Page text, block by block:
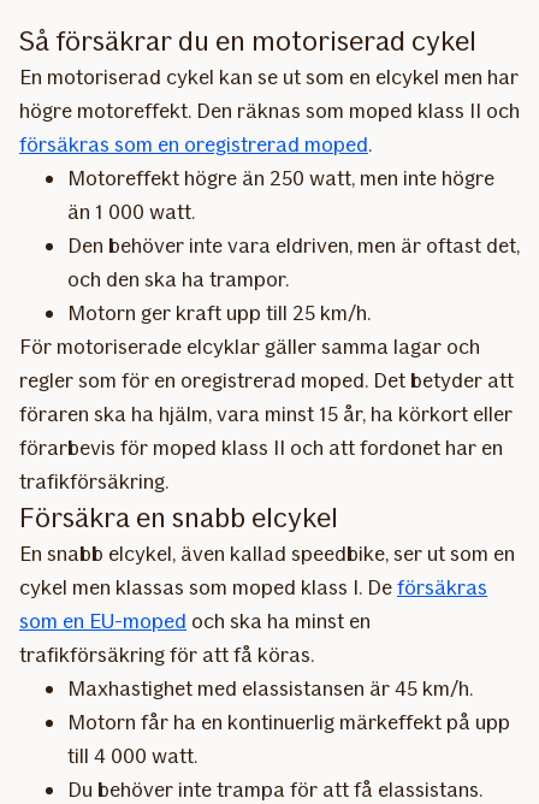
Så försäkrar du en motoriserad cykel
En motoriserad cykel kan se ut som en elcykel men har
högre motoreffekt. Den räknas som moped klass II och
försäkras som en oregistrerad moped.
Motoreffekt högre än 250 watt, men inte högre
än 1 000 watt.
Den behöver inte vara eldriven, men är oftast det,
och den ska ha trampor.
Motorn ger kraft upp till 25 km/h.
För motoriserade elcyklar gäller samma lagar och
regler som för en oregistrerad moped. Det betyder att
föraren ska ha hjälm, vara minst 15 år, ha körkort eller
förarbevis för moped klass II och att fordonet har en
trafikförsäkring.
Försäkra en snabb elcykel
En snabb elcykel, även kallad speedbike, ser ut som en
cykel men klassas som moped klass I. Deförsäkras
som en EU-moped och ska ha minst en
trafikförsäkring för att få köras.
Maxhastighet med elassistansen är 45 km/h.
Motorn får ha en kontinuerlig märkeffekt på upp
till 4 000 watt.
Du behöver inte trampa för att få elassistans.